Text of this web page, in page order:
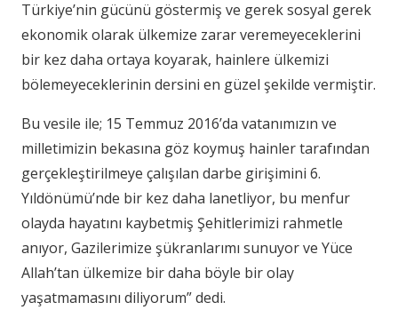
Türkiye’nin gücünü göstermiş ve gerek sosyal gerek
ekonomik olarak ülkemize zarar veremeyeceklerini
bir kez daha ortaya koyarak, hainlere ülkemizi
bölemeyeceklerinin dersini en güzel şekilde vermiştir.
Bu vesile ile; 15 Temmuz 2016’da vatanımızın ve
milletimizin bekasına göz koymuş hainler tarafından
gerçekleştirilmeye çalışılan darbe girişimini 6.
Yıldönümü’nde bir kez daha lanetliyor, bu menfur
olayda hayatını kaybetmiş Şehitlerimizi rahmetle
anıyor, Gazilerimize şükranlarımı sunuyor ve Yüce
Allah’tan ülkemize bir daha böyle bir olay
yaşatmamasını diliyorum” dedi.